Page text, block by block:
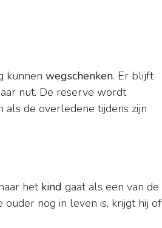
kunnen wegschenken. Er blijft
nut. De reserve wordt
als de overledene tijdens zijn
het kind gaat als een van de
nog in leven is, krijgt hij of